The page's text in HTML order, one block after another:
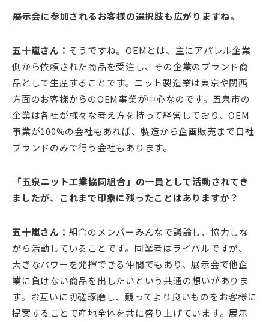
――展示会に参加されるお客様の選択肢も広がりますね。
五十嵐さん： そうですね。OEMとは、主にアパレル企業
側から依頼された商品を受注し、その企業のブランド商
品として生産することです。ニット製造業は東京や関西
方面のお客様からのOEM事業が中心なのです。五泉市の
企業は各社が様々な考え方を持って経営しており、OEM
事業が100%の会社もあれば、製造から企画販売まで自社
ブランドのみで行う会社もあります。
――「五泉ニット工業協同組合」の一員として活動されてき
ましたが、これまで印象に残ったことはありますか？
五十嵐さん： 組合のメンバーみんなで議論し、協力しな
がら活動していることです。同業者はライバルですが、
大きなパワーを発揮できる仲間でもあり、展示会で他企
業に負けない商品を出したいという共通の想いがありま
す。お互いに切磋琢磨し、競ってより良いものをお客様に
提案することで産地全体を共に盛り上げています。展示